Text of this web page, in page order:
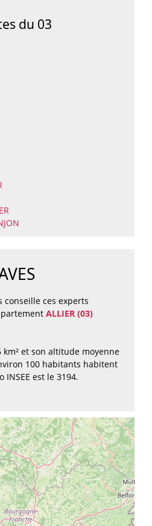
du 03
conseille ces experts
ALLIER (03)
km² et son altitude moyenne
100 habitants habitent
INSEE est le 3194.